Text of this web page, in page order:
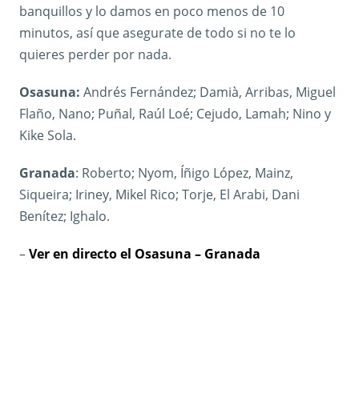
banquillos y lo damos en poco menos de 10
minutos, así que asegurate de todo si no te lo
quieres perder por nada.
Osasuna: Andrés Fernández; Damià, Arribas, Miguel
Flaño, Nano; Puñal, Raúl Loé; Cejudo, Lamah; Nino y
Kike Sola.
Granada: Roberto; Nyom, Íñigo López, Mainz,
Siqueira; Iriney, Mikel Rico; Torje, El Arabi, Dani
Benítez; Ighalo.
–Ver en directo el Osasuna – Granada